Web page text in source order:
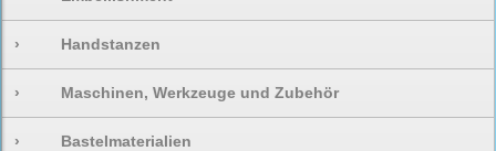
› Handstanzen
› Maschinen, Werkzeuge und Zubehör
› Bastelmaterialien